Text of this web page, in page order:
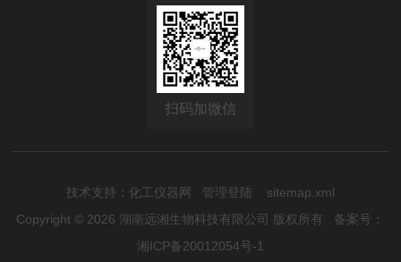
扫码加微信
技术支持： 化工仪器网 管理登陆
sitemap.xml
Copyright © 2026 湖南远湘生物科技有限公司 版权所有 备案号：
湘ICP备20012054号-1